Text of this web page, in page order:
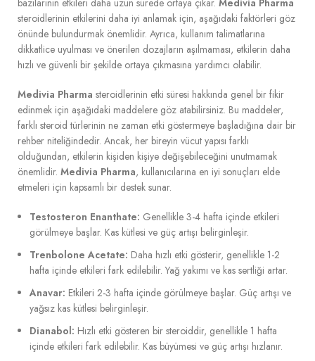
bazılarının etkileri daha uzun sürede ortaya çıkar. Medivia Pharma
steroidlerinin etkilerini daha iyi anlamak için, aşağıdaki faktörleri göz
önünde bulundurmak önemlidir. Ayrıca, kullanım talimatlarına
dikkatlice uyulması ve önerilen dozajların aşılmaması, etkilerin daha
hızlı ve güvenli bir şekilde ortaya çıkmasına yardımcı olabilir.
Medivia Pharma steroidlerinin etki süresi hakkında genel bir fikir
edinmek için aşağıdaki maddelere göz atabilirsiniz. Bu maddeler,
farklı steroid türlerinin ne zaman etki göstermeye başladığına dair bir
rehber niteliğindedir. Ancak, her bireyin vücut yapısı farklı
olduğundan, etkilerin kişiden kişiye değişebileceğini unutmamak
önemlidir. Medivia Pharma, kullanıcılarına en iyi sonuçları elde
etmeleri için kapsamlı bir destek sunar.
Testosteron Enanthate: Genellikle 3-4 hafta içinde etkileri
görülmeye başlar. Kas kütlesi ve güç artışı belirginleşir.
Trenbolone Acetate: Daha hızlı etki gösterir, genellikle 1-2
hafta içinde etkileri fark edilebilir. Yağ yakımı ve kas sertliği artar.
Anavar: Etkileri 2-3 hafta içinde görülmeye başlar. Güç artışı ve
yağsız kas kütlesi belirginleşir.
Dianabol: Hızlı etki gösteren bir steroiddir, genellikle 1 hafta
içinde etkileri fark edilebilir. Kas büyümesi ve güç artışı hızlanır.